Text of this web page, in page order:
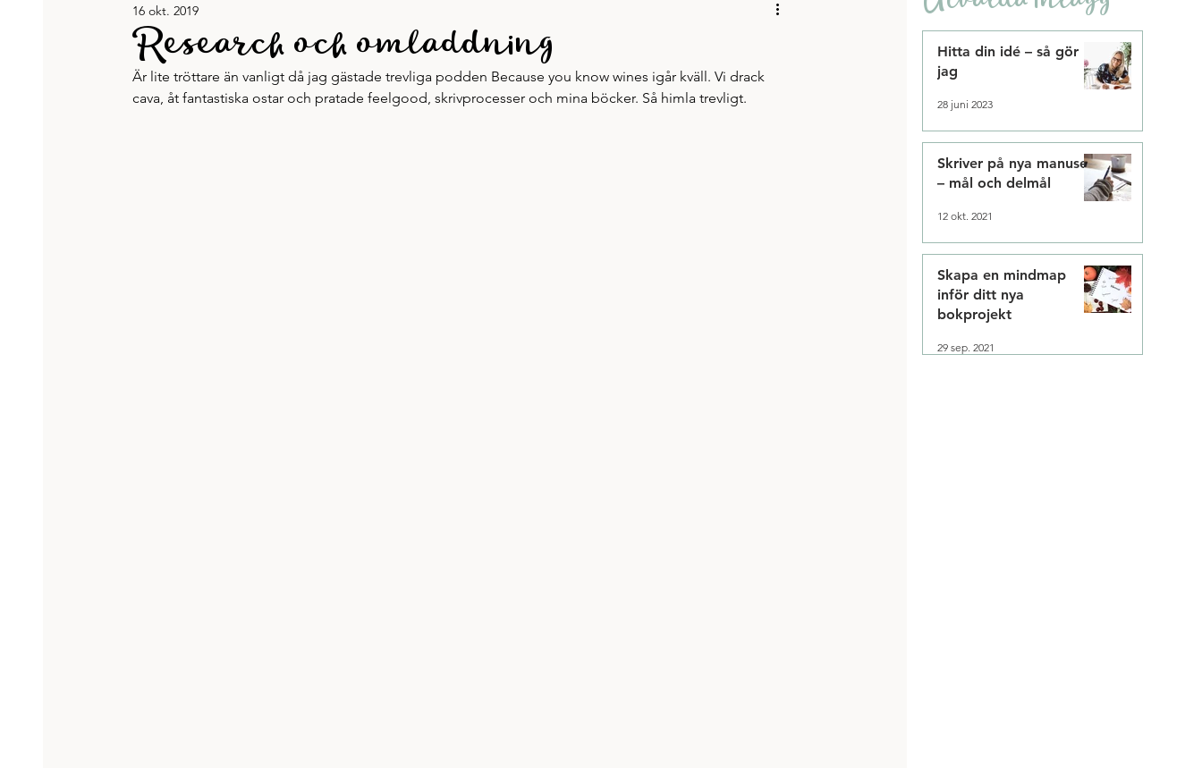
Jennys böcker Skrivskola
Träning och hälsa Veckans lista Skrivande
Research och omladdning
16 okt. 2019
Är lite tröttare än vanligt då jag gästade trevliga podden Because you know wines igår kväll. Vi drack
cava, åt fantastiska ostar och pratade feelgood, skrivprocesser och mina böcker. Så himla trevligt.
Hitta din idé – så gör
jag
28 juni 2023
Skriver på nya manuset
– mål och delmål
12 okt. 2021
Skapa en mindmap
inför ditt nya
bokprojekt
29 sep. 2021